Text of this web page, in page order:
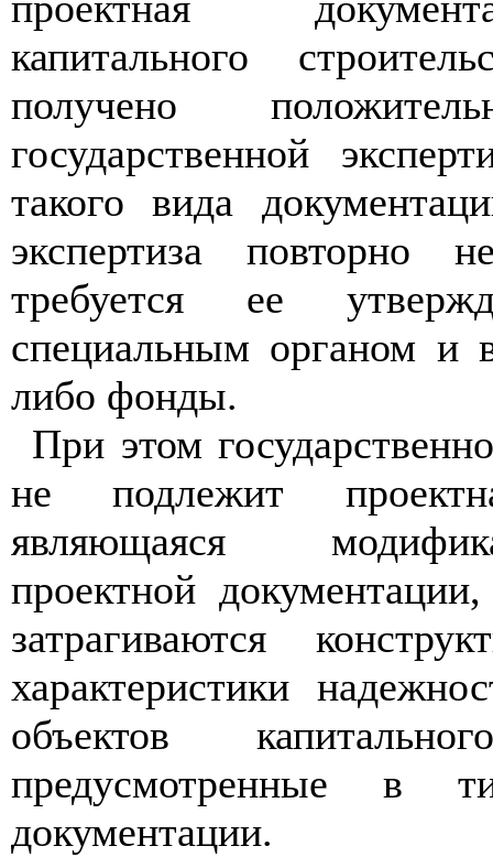
капитального
получено
государственной
такого вида
экспертиза повторно
требуется ее
специальным органом и
либо фонды.
При этом
не подлежит
являющаяся
проектной
затрагиваются
характеристики
объектов
предусмотренные в
документации.